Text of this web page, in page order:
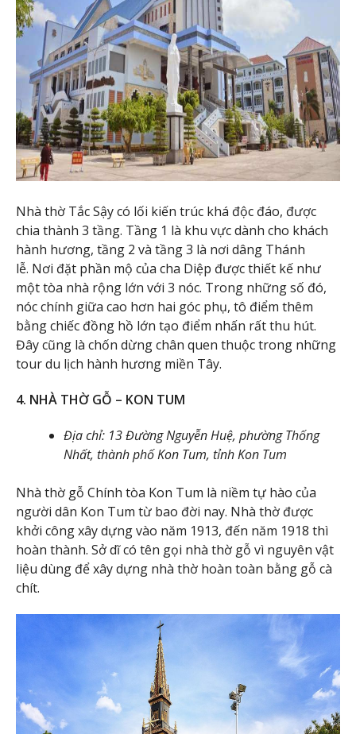
Nhà thờ Tắc Sậy có lối kiến trúc khá độc đáo, được
chia thành 3 tầng. Tầng 1 là khu vực dành cho khách
hành hương, tầng 2 và tầng 3 là nơi dâng Thánh
lễ. Nơi đặt phần mộ của cha Diệp được thiết kế như
một tòa nhà rộng lớn với 3 nóc. Trong những số đó,
nóc chính giữa cao hơn hai góc phụ, tô điểm thêm
bằng chiếc đồng hồ lớn tạo điểm nhấn rất thu hút.
Đây cũng là chốn dừng chân quen thuộc trong những
tour du lịch hành hương miền Tây.
4. NHÀ THỜ GỖ – KON TUM
Địa chỉ: 13 Đường Nguyễn Huệ, phường Thống
Nhất, thành phố Kon Tum, tỉnh Kon Tum
Nhà thờ gỗ Chính tòa Kon Tum là niềm tự hào của
người dân Kon Tum từ bao đời nay. Nhà thờ được
khởi công xây dựng vào năm 1913, đến năm 1918 thì
hoàn thành. Sở dĩ có tên gọi nhà thờ gỗ vì nguyên vật
liệu dùng để xây dựng nhà thờ hoàn toàn bằng gỗ cà
chít.